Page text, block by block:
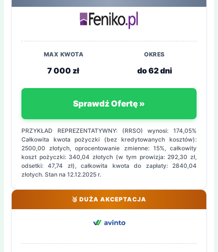
MAX KWOTA
7 000 zł
OKRES
do 62 dni
Sprawdź Ofertę »
PRZYKŁAD REPREZENTATYWNY: (RRSO) wynosi: 174,05%
Całkowita kwota pożyczki (bez kredytowanych kosztów):
2500,00 złotych, oprocentowanie zmienne: 15%, całkowity
koszt pożyczki: 340,04 złotych (w tym prowizja: 292,30 zł,
odsetki: 47,74 zł), całkowita kwota do zapłaty: 2840,04
złotych. Stan na 12.12.2025 r.
🥉 DUŻA AKCEPTACJA